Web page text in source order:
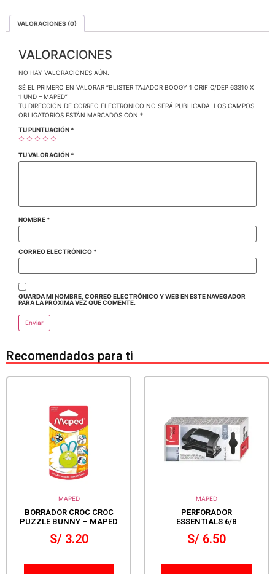
VALORACIONES (0)
VALORACIONES
NO HAY VALORACIONES AÚN.
SÉ EL PRIMERO EN VALORAR “BLISTER TAJADOR BOOGY 1 ORIF C/DEP 63310 X
1 UND – MAPED”
TU DIRECCIÓN DE CORREO ELECTRÓNICO NO SERÁ PUBLICADA.
LOS CAMPOS
OBLIGATORIOS ESTÁN MARCADOS CON *
TU PUNTUACIÓN *
TU VALORACIÓN *
NOMBRE *
CORREO ELECTRÓNICO *
GUARDA MI NOMBRE, CORREO ELECTRÓNICO Y WEB EN ESTE NAVEGADOR
PARA LA PRÓXIMA VEZ QUE COMENTE.
Recomendados para ti
MAPED
BORRADOR CROC CROC
PUZZLE BUNNY – MAPED
S/3.20
MAPED
PERFORADOR
ESSENTIALS 6/8
S/6.50